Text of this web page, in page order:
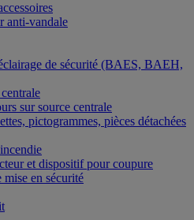
anti-vandale
de sécurité (BAES, BAEH,
sur source centrale
pictogrammes, pièces détachées
et dispositif pour coupure
en sécurité